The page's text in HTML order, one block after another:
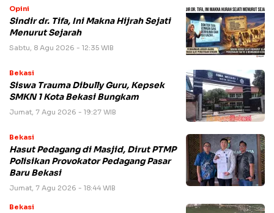
Opini
Sindir dr. Tifa, Ini Makna Hijrah Sejati
Menurut Sejarah
Sabtu, 8 Agu 2026 - 12:35 WIB
Bekasi
Siswa Trauma Dibully Guru, Kepsek
SMKN 1 Kota Bekasi Bungkam
Jumat, 7 Agu 2026 - 19:27 WIB
Bekasi
Hasut Pedagang di Masjid, Dirut PTMP
Polisikan Provokator Pedagang Pasar
Baru Bekasi
Jumat, 7 Agu 2026 - 18:44 WIB
Bekasi